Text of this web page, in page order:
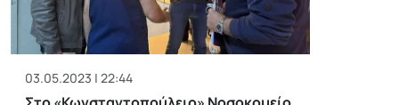
03.05.2023 | 22:44